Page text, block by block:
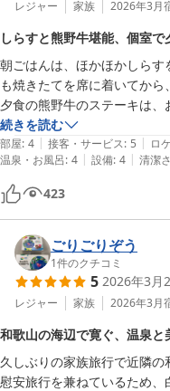
レジャー 家族 2026年3月
しらすと熊野牛堪能、個室
朝ごはんは、ほかほかしら
も焼きたてを席に着いてから
夕食の熊野牛のステーキは
各個室になっていて、ゆっく
を見ながら楽しくいただけま
お部屋はグレードに合わせて
ごせます。
続きを読む
部屋: 4 | 接客・サービス: 5 | ロ
温泉・お風呂: 4 | 設備: 4 | 清潔さ
423
ごりごりぞう
1件のクチコミ
5 2026年3月
レジャー 家族 2026年3月
和歌山の海辺で寛ぐ、温泉と
久しぶりの家族旅行で近隣の
慰安旅行を兼ねているため